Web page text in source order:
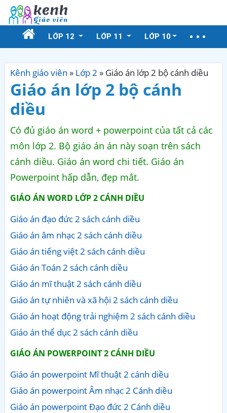
LỚP 12 LỚP 11 LỚP 10
Kênh giáo viên » Lớp 2 » Giáo án lớp 2 bộ cánh diều
Giáo án lớp 2 bộ cánh
diều
Có đủ giáo án word + powerpoint của tất cả các
môn lớp 2. Bộ giáo án án này soạn trên sách
cánh diều. Giáo án word chi tiết. Giáo án
Powerpoint hấp dẫn, đẹp mắt.
GIÁO ÁN WORD LỚP 2 CÁNH DIỀU
Giáo án đạo đức 2 sách cánh diều
Giáo án âm nhạc 2 sách cánh diều
Giáo án tiếng việt 2 sách cánh diều
Giáo án Toán 2 sách cánh diều
Giáo án mĩ thuật 2 sách cánh diều
Giáo án tự nhiên và xã hội 2 sách cánh diều
Giáo án hoạt động trải nghiệm 2 sách cánh diều
Giáo án thể dục 2 sách cánh diều
GIÁO ÁN POWERPOINT 2 CÁNH DIỀU
Giáo án powerpoint Mĩ thuật 2 cánh diều
Giáo án powerpoint Âm nhạc 2 Cánh diều
Giáo án powerpoint Đạo đức 2 Cánh diều